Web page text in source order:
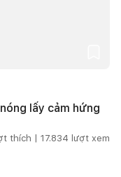
lấy cảm hứng
thích | 17.834 lượt xem